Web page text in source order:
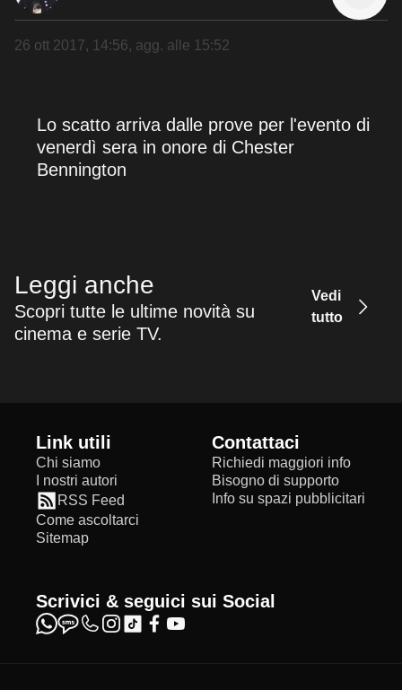
26 ott 2017, 14:56, agg. alle 15:52
Lo scatto arriva dalle prove per l'evento di
venerdì sera in onore di Chester
Bennington
Leggi anche
Scopri tutte le ultime novità su
cinema e serie TV.
Vedi
tutto
Link utili
Chi siamo
I nostri autori
RSS Feed
Come ascoltarci
Sitemap
Contattaci
Richiedi maggiori info
Bisogno di supporto
Info su spazi pubblicitari
Scrivici & seguici sui Social